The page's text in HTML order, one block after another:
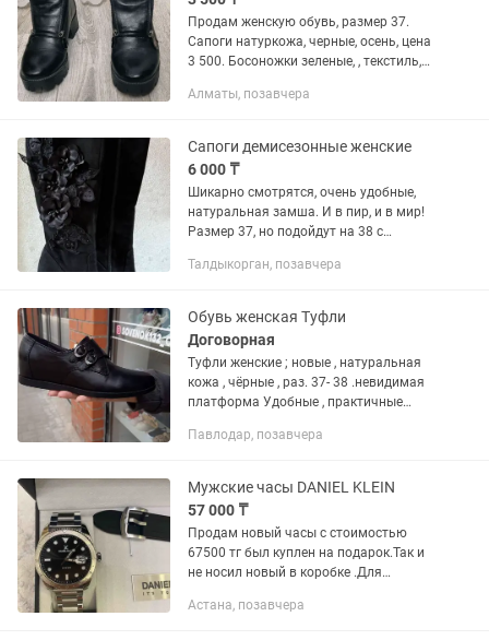
Продам женскую обувь, размер 37.
Сапоги натуркожа, черные, осень, цена
3 500. Босоножки зеленые, , текстиль,
Rieker, цена 2 500. Все в очень хорошем
Алматы, позавчера
Сапоги демисезонные женские
6 000 ₸
Шикарно смотрятся, очень удобные,
натуральная замша. И в пир, и в мир!
Размер 37, но подойдут на 38 с
не ношу обувь на высоких каблуках. В
Талдыкорган, позавчера
Обувь женская Туфли
Договорная
Туфли женские ; новые , натуральная
кожа , чёрные , раз. 37- 38 .невидимая
платформа Удобные , практичные
информации
Павлодар, позавчера
Мужские часы DANIEL KLEIN
57 000 ₸
Продам новый часы с стоимостью
67500 тг был куплен на подарок.Так и
не носил новый в коробке .Для
Продам за 57000 ка. ❗️+ в подарок
Астана, позавчера